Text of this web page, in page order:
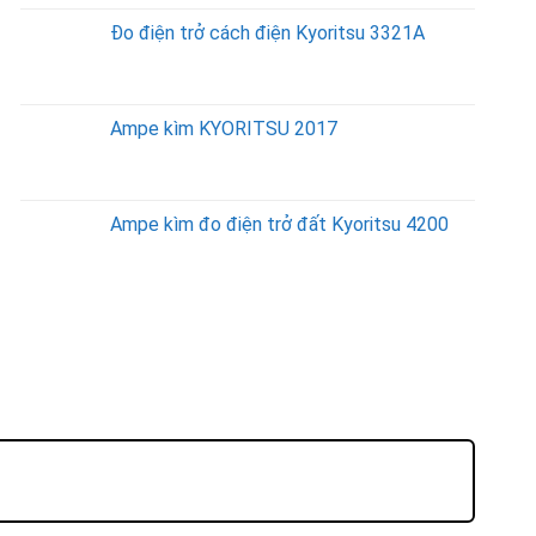
Đo điện trở cách điện Kyoritsu 3321A
Ampe kìm KYORITSU 2017
Ampe kìm đo điện trở đất Kyoritsu 4200